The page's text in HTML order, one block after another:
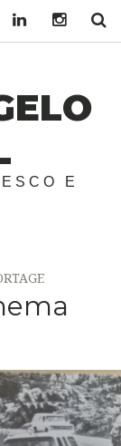
E
LinkedIn